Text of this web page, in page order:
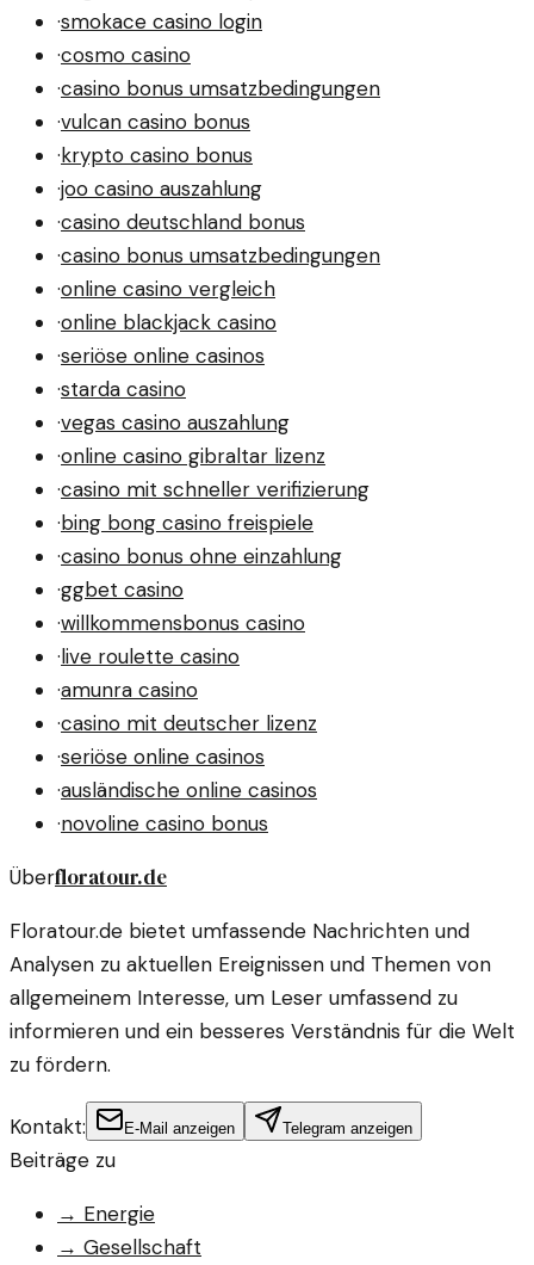
·smokace casino login
·cosmo casino
·casino bonus umsatzbedingungen
·vulcan casino bonus
·krypto casino bonus
·joo casino auszahlung
·casino deutschland bonus
·casino bonus umsatzbedingungen
·online casino vergleich
·online blackjack casino
·seriöse online casinos
·starda casino
·vegas casino auszahlung
·online casino gibraltar lizenz
·casino mit schneller verifizierung
·bing bong casino freispiele
·casino bonus ohne einzahlung
·ggbet casino
·willkommensbonus casino
·live roulette casino
·amunra casino
·casino mit deutscher lizenz
·seriöse online casinos
·ausländische online casinos
·novoline casino bonus
Überfloratour.de
Floratour.de bietet umfassende Nachrichten und
Analysen zu aktuellen Ereignissen und Themen von
allgemeinem Interesse, um Leser umfassend zu
informieren und ein besseres Verständnis für die Welt
zu fördern.
Kontakt: E-Mail anzeigen Telegram anzeigen
Beiträge zu
→ Energie
→ Gesellschaft